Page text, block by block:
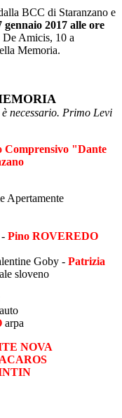
BCC di Staranzano e
gennaio 2017 alle ore
Amicis, 10 a
Memoria.
necessario. Primo Levi
Comprensivo "Dante
Apertamente
Pino ROVEREDO
Goby - Patrizia
sloveno
arpa
NOVA